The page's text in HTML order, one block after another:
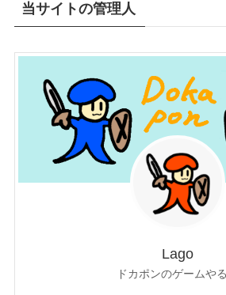
当サイトの管理人
Lago
ドカポンのゲームや